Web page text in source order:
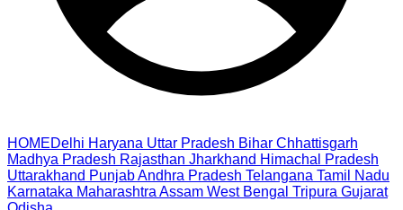
HOMEDelhi Haryana Uttar Pradesh Bihar Chhattisgarh
Madhya Pradesh Rajasthan Jharkhand Himachal Pradesh
Uttarakhand PunjabAndhra Pradesh Telangana Tamil Nadu
Karnataka Maharashtra Assam West Bengal Tripura Gujarat